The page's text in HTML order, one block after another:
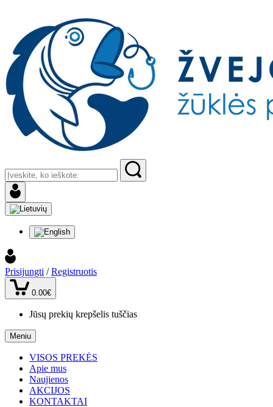
Prisijungti / Registruotis
0.00€
Jūsų prekių krepšelis tuščias
Meniu
VISOS PREKĖS
Apie mus
Naujienos
AKCIJOS
KONTAKTAI